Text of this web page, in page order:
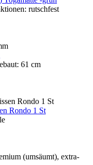
rutschfest
61 cm
Rondo 1 St